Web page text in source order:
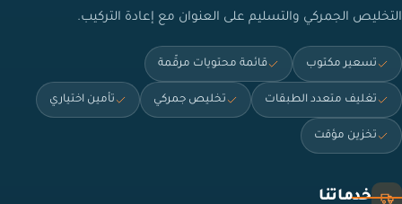
التخليص الجمركي والتسليم على العنوان مع إعادة التركيب.
تسعير مكتوب قائمة محتويات مرقّمة
تغليف متعدد الطبقات تخليص جمركي تأمين اختياري
تخزين مؤقت
خدماتنا